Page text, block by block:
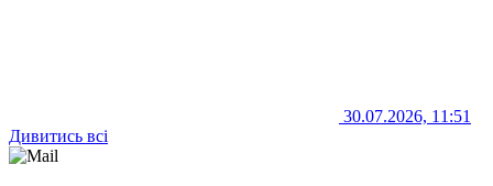
30.07.2026, 11:51
Дивитись всі